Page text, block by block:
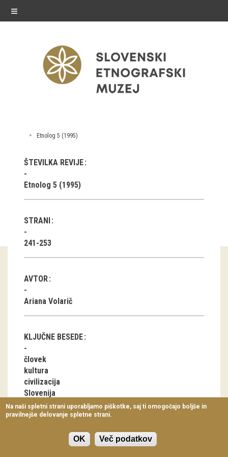
≡
razstave
Stalne razstave
Občasne razstave
Gostovanja
E-razstave
Virtualni sprehodi
Razstavni projekti
Napovednik
Arhiv razstav
Koledar dogodkov
Prireditve
Predavanja
Delavnice
Vodeni ogledi
Etnolog 5 (1995)
ŠTEVILKA REVIJE
Etnolog 5 (1995)
STRANI
241-253
AVTOR
Ariana Volarič
KLJUČNE BESEDE
človek
kultura
civilizacija
Slovenija
antropologija
1930/1940
Na naši spletni strani uporabljamo piškotke, saj ti omogočajo boljše in
pravilnejše delovanje spletne strani.
OK Več podatkov